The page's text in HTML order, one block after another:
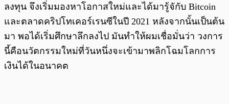
ลงทุน จึงเริ่มมองหาโอกาสใหม่และได้มารู้จักับ Bitcoin
และตลาดคริปโทเคอร์เรนซีในปี 2021 หลังจากนั้นเป็นต้น
มา พอได้เริ่มศึกษาลึกลงไป มันทำให้ผมเชื่อมั่นว่า วงการ
นี้คือนวัตกรรมใหม่ที่วันหนึ่งจะเข้ามาพลิกโฉมโลกการ
เงินได้ในอนาคต